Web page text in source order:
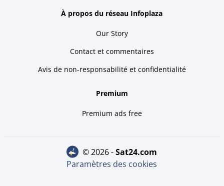
À propos du réseau Infoplaza
Our Story
Contact et commentaires
Avis de non-responsabilité et confidentialité
Premium
Premium ads free
© 2026 - sat24.com
Paramètres des cookies